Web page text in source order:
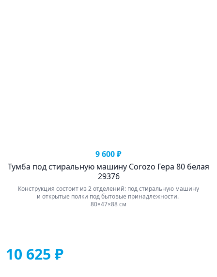
9 600 ₽
Тумба под стиральную машину Corozo Гера 80 белая
29376
Конструкция состоит из 2 отделений: под стиральную машину
и открытые полки под бытовые принадлежности.
80×47×88 см
10 625 ₽